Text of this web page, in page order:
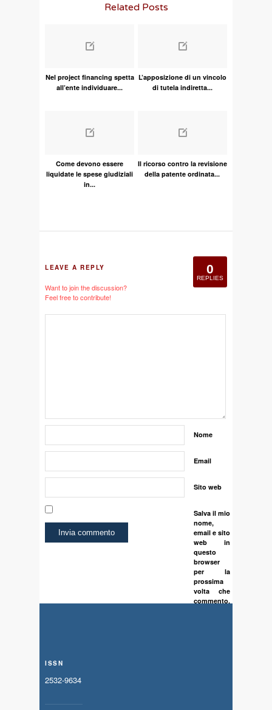
Related Posts
Nel project financing spetta
all’ente individuare...
L’apposizione di un vincolo
di tutela indiretta...
Come devono essere
liquidate le spese giudiziali
in...
Il ricorso contro la revisione
della patente ordinata...
0
REPLIES
LEAVE A REPLY
Want to join the discussion?
Feel free to contribute!
Nome
Email
Sito web
Salva il mio
nome,
email e sito
web in
questo
browser
per la
prossima
volta che
commento.
ISSN
2532-9634